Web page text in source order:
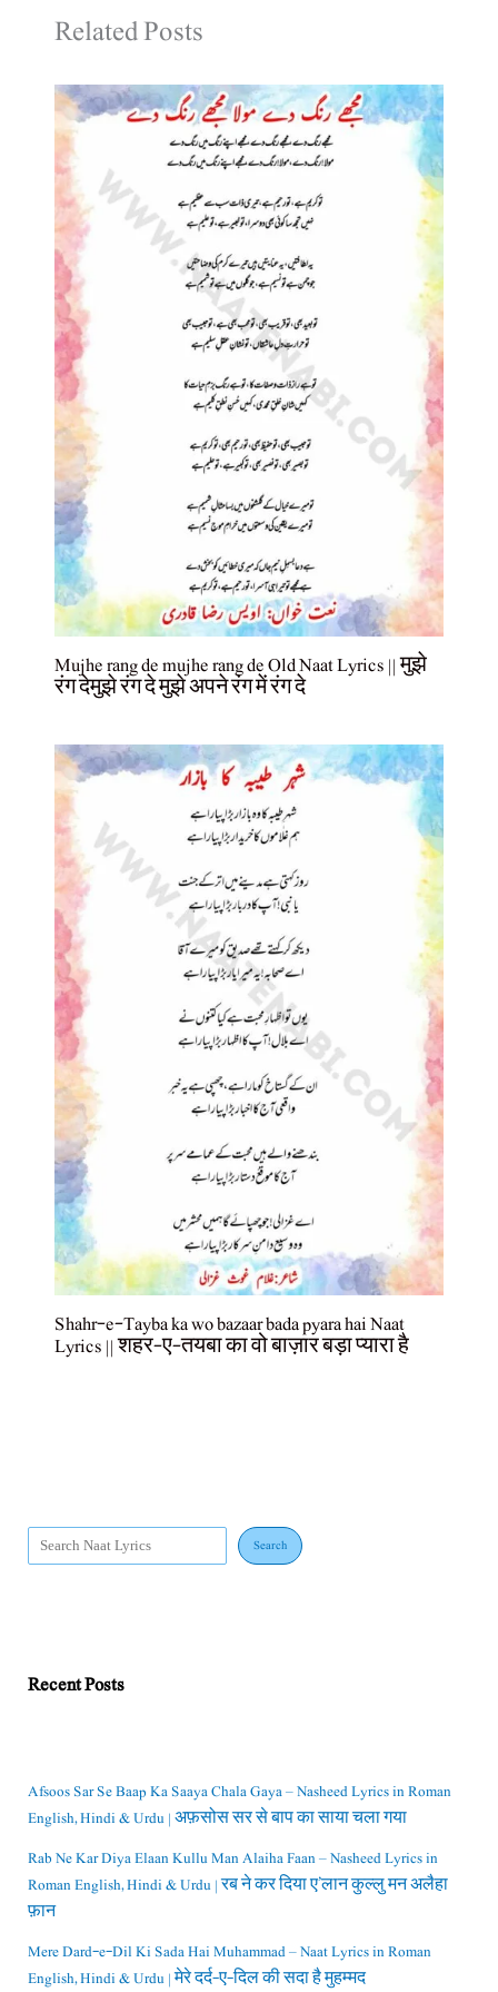
Related Posts
Mujhe rang de mujhe rang de Old Naat Lyrics || मुझे
रंग देमुझे रंग दे मुझे अपने रंग में रंग दे
Shahr-e-Tayba ka wo bazaar bada pyara hai Naat
Lyrics || शहर-ए-तयबा का वो बाज़ार बड़ा प्यारा है
Search
Recent Posts
Afsoos Sar Se Baap Ka Saaya Chala Gaya – Nasheed Lyrics in Roman
English, Hindi & Urdu | अफ़सोस सर से बाप का साया चला गया
Rab Ne Kar Diya Elaan Kullu Man Alaiha Faan – Nasheed Lyrics in
Roman English, Hindi & Urdu | रब ने कर दिया ए’लान कुल्लु मन अलैहा
फ़ान
Mere Dard-e-Dil Ki Sada Hai Muhammad – Naat Lyrics in Roman
English, Hindi & Urdu | मेरे दर्द-ए-दिल की सदा है मुहम्मद